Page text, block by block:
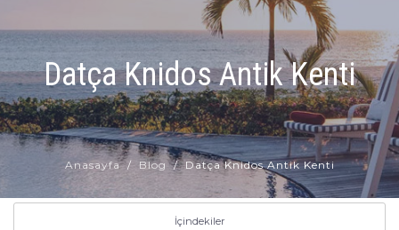
Datça Knidos Antik Kenti
Anasayfa Blog Datça Knidos Antik Kenti
İçindekiler